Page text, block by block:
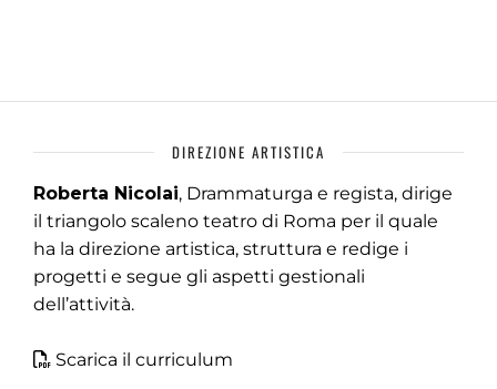
DIREZIONE ARTISTICA
Roberta Nicolai, Drammaturga e regista, dirige
il triangolo scaleno teatro di Roma per il quale
ha la direzione artistica, struttura e redige i
progetti e segue gli aspetti gestionali
dell’attività.
Scarica il curriculum